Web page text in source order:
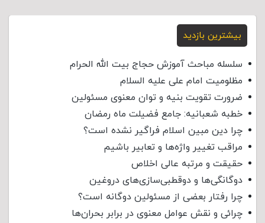
بیشترین بازدید
سلسله مباحث آموزش حجاج بیت الله الحرام
مظلومیت امام علی علیه السلام
ضرورت تقویت بنیه و توان معنوی مسئولین
خطبه شعبانیه: جامع فضیلت ماه رمضان
چرا دین مبین اسلام فراگیر نشده است؟
مراقب تغییر واژه‌ها و تعابیر باشیم
حقیقت و مرتبه عالی اخلاص
دوگانگی‌ها و دوقطبی‌سازی‌های دروغین
چرا رفتار بعضی از مسئولین دوگانه است؟
چرائی و نقش عوامل معنوی در برابر بحران‌ها